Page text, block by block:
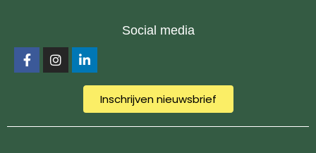
Social media
Inschrijven nieuwsbrief